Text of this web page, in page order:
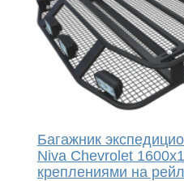
Багажник
Niva Chevrolet
креплениями на